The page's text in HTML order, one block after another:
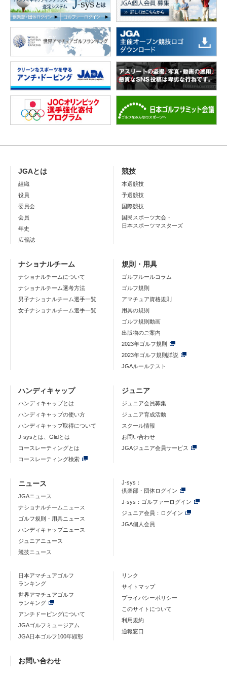
JGAとは
組織
役員
委員会
会員
年史
広報誌
競技
本選競技
予選競技
国際競技
国民スポーツ大会・
日本スポーツマスターズ
ナショナルチーム
ナショナルチームについて
ナショナルチーム選考方法
男子ナショナルチーム選手一覧
女子ナショナルチーム選手一覧
規則・用具
ゴルフルールコラム
ゴルフ規則
アマチュア資格規則
用具の規則
ゴルフ規則動画
出版物のご案内
2023年ゴルフ規則
2023年ゴルフ規則詳説
JGAルールテスト
ハンディキャップ
ハンディキャップとは
ハンディキャップの使い方
ハンディキャップ取得について
J-sysとは、Glidとは
コースレーティングとは
コースレーティング検索
ジュニア
ジュニア会員募集
ジュニア育成活動
スクール情報
お問い合わせ
JGAジュニア会員サービス
ニュース
JGAニュース
ナショナルチームニュース
ゴルフ規則・用具ニュース
ハンディキャップニュース
ジュニアニュース
競技ニュース
J-sys：
倶楽部・団体ログイン
J-sys：ゴルファーログイン
ジュニア会員：ログイン
JGA個人会員
日本アマチュアゴルフ
ランキング
世界アマチュアゴルフ
ランキング
アンチドーピングについて
JGAゴルフミュージアム
JGA日本ゴルフ100年顕彰
リンク
サイトマップ
プライバシーポリシー
このサイトについて
利用規約
通報窓口
お問い合わせ